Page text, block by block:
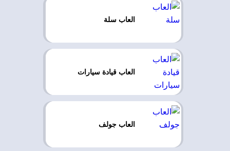
العاب سلة
العاب قيادة سيارات
العاب جولف